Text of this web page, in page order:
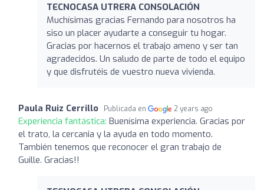
TECNOCASA UTRERA CONSOLACIÓN
Muchísimas gracias Fernando para nosotros ha
siso un placer ayudarte a conseguir tu hogar.
Gracias por hacernos el trabajo ameno y ser tan
agradecidos. Un saludo de parte de todo el equipo
y que disfrutéis de vuestro nueva vivienda.
Paula Ruiz Cerrillo Publicada en 2 years ago
Experiencia fantástica: Buenísima experiencia. Gracias por
el trato, la cercania y la ayuda en todo momento.
También tenemos que reconocer el gran trabajo de
Guille. Gracias!!